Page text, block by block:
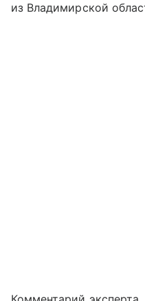
из Владимирской